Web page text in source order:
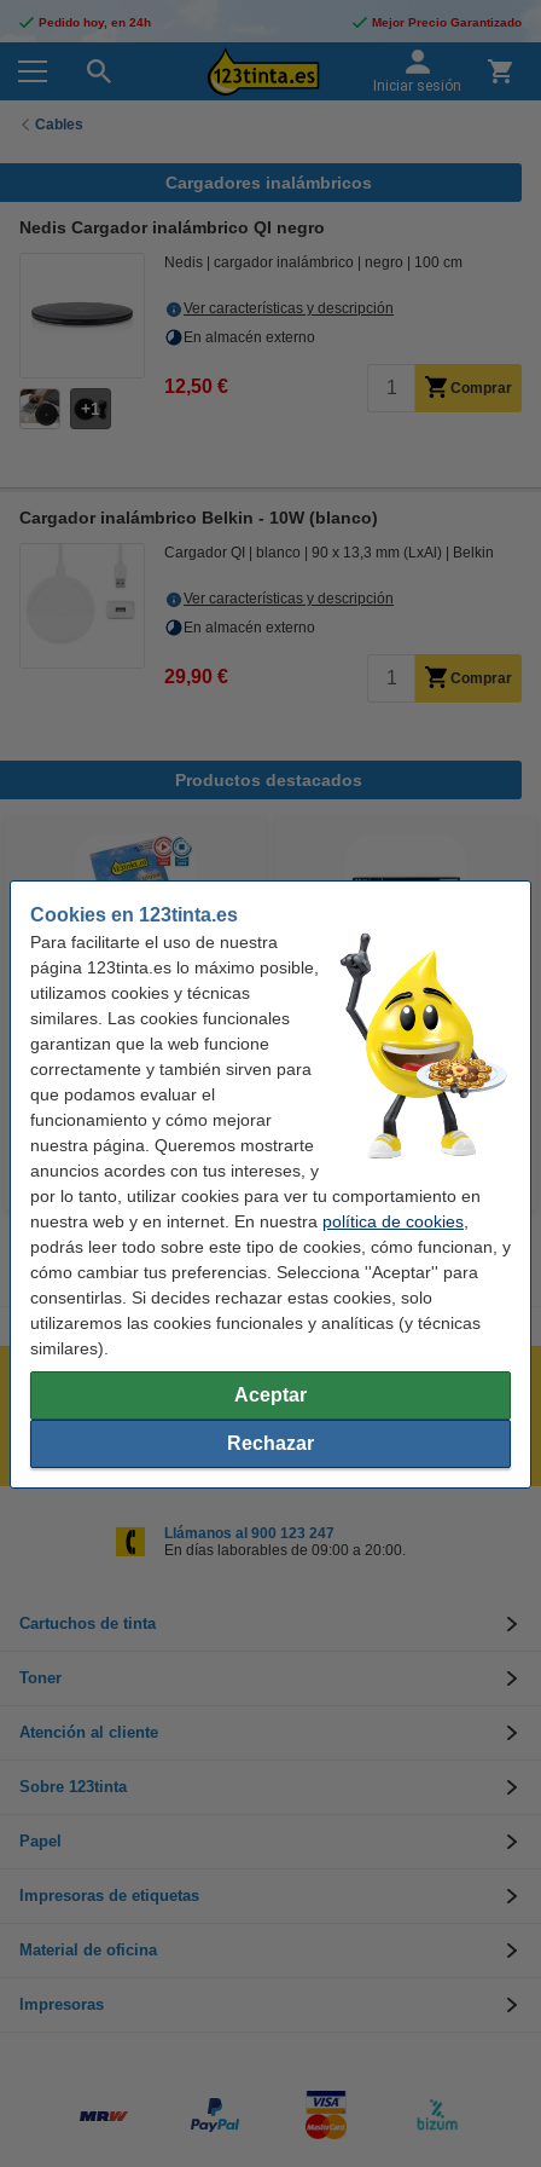
Cookies en 123tinta.es
Para facilitarte el uso de nuestra
página 123tinta.es lo máximo posible,
utilizamos cookies y técnicas
similares. Las cookies funcionales
garantizan que la web funcione
correctamente y también sirven para
que podamos evaluar el
funcionamiento y cómo mejorar
nuestra página. Queremos mostrarte
anuncios acordes con tus intereses, y
por lo tanto, utilizar cookies para ver tu comportamiento en
nuestra web y en internet. En nuestra política de cookies
podrás leer todo sobre este tipo de cookies, cómo funcionan, y
cómo cambiar tus preferencias. Selecciona ''Aceptar'' para
consentirlas. Si decides rechazar estas cookies, solo
utilizaremos las cookies funcionales y analíticas (y técnicas
similares).
Aceptar
Rechazar
Pedido hoy, en 24h Mejor Precio Garantizado
Iniciar sesión
Cables
Cargadores inalámbricos
Nedis Cargador inalámbrico QI negro
1
Nedis cargador inalámbrico negro 100 cm
Ver características y descripción
En almacén externo
12,50 € Comprar
Cargador inalámbrico Belkin - 10W (blanco)
Cargador QI blanco 90 x 13,3 mm (LxAl) Belkin
Ver características y descripción
En almacén externo
29,90 € Comprar
Productos destacados
123tinta Papel fotográfico
Premium Glossy brillo alto | 10 x
15 cm | 260g | 100 hojas
10,50 € Incl. 21% IVA
123tinta Pilas Alcalinas Xtreme
Power AA - LR06 - MN1500 - 24
unidades
14,50 € Incl. 21% IVA
¡Recibe en 24 horas!
Mejor Precio Garantizado
Llámanos al 900 123 247
En días laborables de 09:00 a 20:00.
Cartuchos de tinta
Toner
Atención al cliente
Sobre 123tinta
Papel
Impresoras de etiquetas
Material de oficina
Impresoras